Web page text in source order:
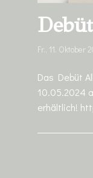
Fr., 11. Oktober
Das Debüt
10.05.2024
erhältlich!